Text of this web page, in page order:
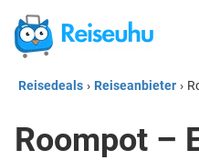
Reisedeals › Reiseanbieter ›
Roompot –